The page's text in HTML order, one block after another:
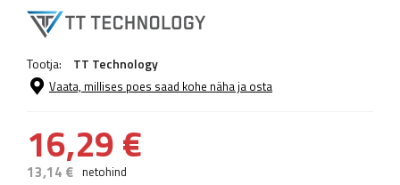
Tootja: TT Technology
Vaata, millises poes saad kohe näha ja osta
16,29 €
13,14 € netohind